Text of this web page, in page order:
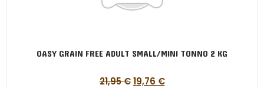
OASY GRAIN FREE ADULT SMALL/MINI TONNO 2 KG
21,95€ 19,76 €